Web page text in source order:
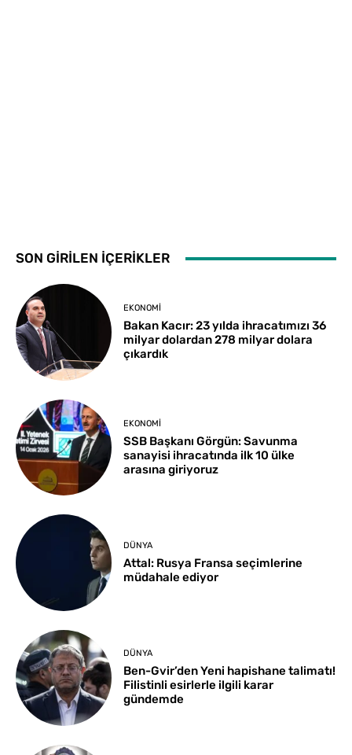
SON GİRİLEN İÇERİKLER
EKONOMI
Bakan Kacır: 23 yılda ihracatımızı 36
milyar dolardan 278 milyar dolara
çıkardık
EKONOMI
SSB Başkanı Görgün: Savunma
sanayisi ihracatında ilk 10 ülke
arasına giriyoruz
DÜNYA
Attal: Rusya Fransa seçimlerine
müdahale ediyor
DÜNYA
Ben-Gvir’den Yeni hapishane talimatı!
Filistinli esirlerle ilgili karar
gündemde